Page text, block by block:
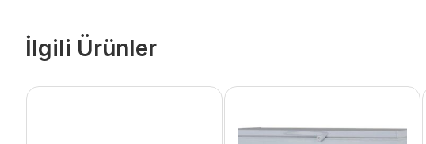
İlgili Ürünler